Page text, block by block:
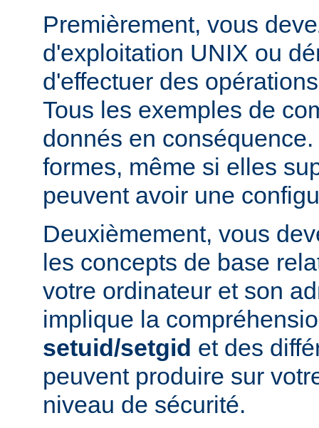
Premièrement, vous
d'exploitation UNIX ou
d'effectuer des
Tous les exemples de
donnés en
formes, même si elles
peuvent avoir une
Deuxièmement, vous
les concepts de base
votre ordinateur et son
implique la
setuid/setgid et des
peuvent produire sur
niveau de sécurité.